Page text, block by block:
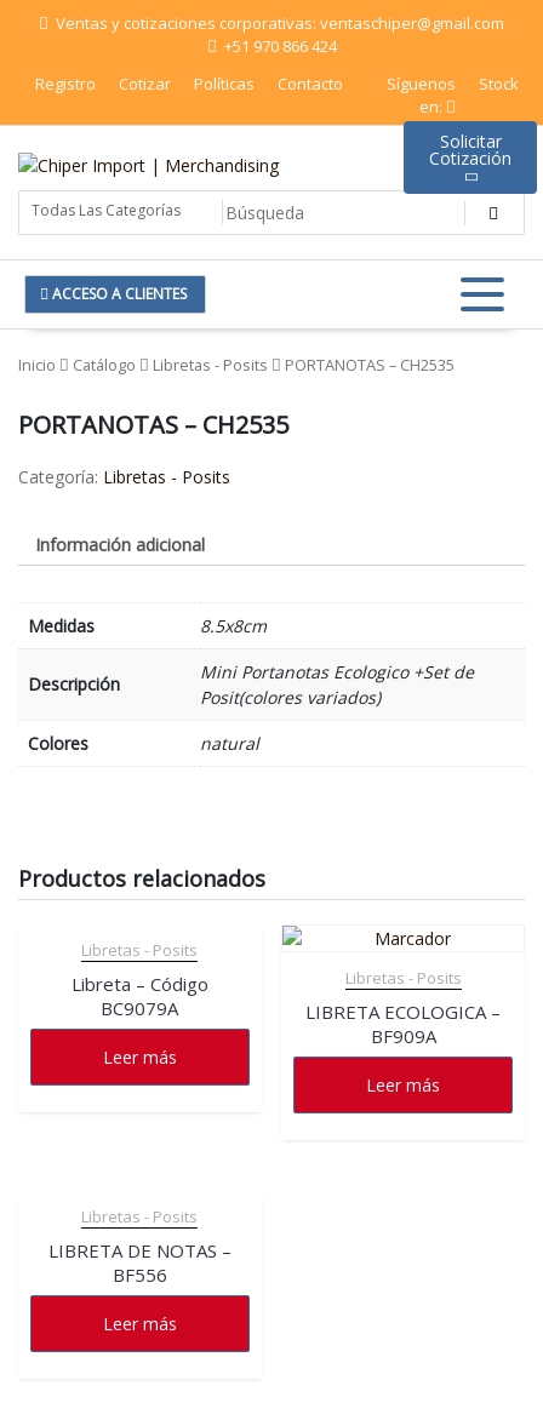
Saltar Ventas y cotizaciones corporativas: ventaschiper@gmail.com
+51 970 866 424
Registro
Cotizar Políticas Contacto
Síguenos
en:
Stock
Chiper Import | Merchandising
ACCESO A CLIENTES
Inicio Catálogo Libretas - Posits PORTANOTAS – CH2535
PORTANOTAS – CH2535
Categoría: Libretas - Posits
Información adicional
Medidas 8.5x8cm
Descripción
Mini Portanotas Ecologico +Set de
Posit(colores variados)
Colores
natural
Productos relacionados
Libretas - Posits
Libreta – Código
BC9079A
Leer más
Libretas - Posits
LIBRETA ECOLOGICA –
BF909A
Leer más
Libretas - Posits
LIBRETA DE NOTAS –
BF556
Leer más
Solicitar
Cotización